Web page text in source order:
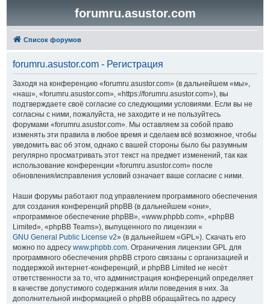
forumru.asustor.com
Список форумов
forumru.asustor.com - Регистрация
Заходя на конференцию «forumru.asustor.com» (в дальнейшем «мы»,
«наш», «forumru.asustor.com», «https://forumru.asustor.com»), вы
подтверждаете своё согласие со следующими условиями. Если вы не
согласны с ними, пожалуйста, не заходите и не пользуйтесь
форумами «forumru.asustor.com». Мы оставляем за собой право
изменять эти правила в любое время и сделаем всё возможное, чтобы
уведомить вас об этом, однако с вашей стороны было бы разумным
регулярно просматривать этот текст на предмет изменений, так как
использование конференции «forumru.asustor.com» после
обновления/исправления условий означает ваше согласие с ними.
Наши форумы работают под управлением программного обеспечения
для создания конференций phpBB (в дальнейшем «они»,
«программное обеспечение phpBB», «www.phpbb.com», «phpBB
Limited», «phpBB Teams»), выпущенного по лицензии «
GNU General Public License v2» (в дальнейшем «GPL»). Скачать его
можно по адресу www.phpbb.com. Ограничения лицензии GPL для
программного обеспечения phpBB строго связаны с организацией и
поддержкой интернет-конференций, и phpBB Limited не несёт
ответственности за то, что администрация конференций определяет
в качестве допустимого содержания и/или поведения в них. За
дополнительной информацией о phpBB обращайтесь по адресу